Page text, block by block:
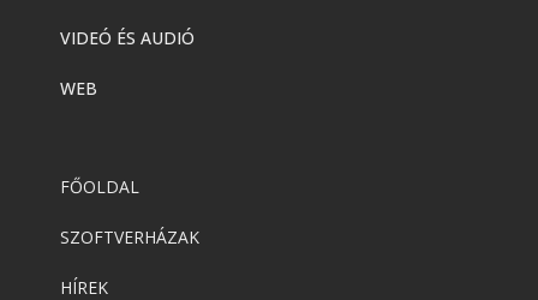
VIDEÓ ÉS AUDIÓ
WEB
FŐOLDAL
SZOFTVERHÁZAK
HÍREK